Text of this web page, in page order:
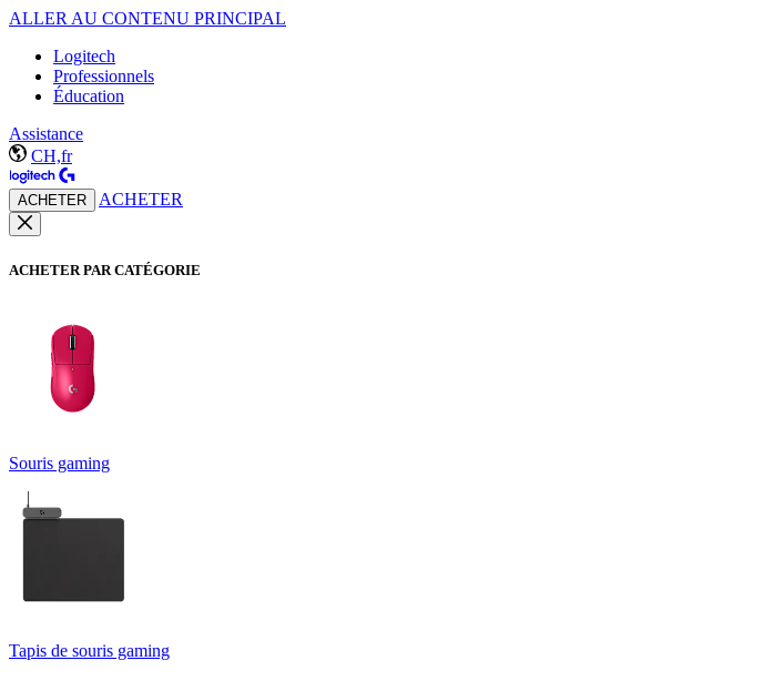
ALLER AU CONTENU PRINCIPAL
Logitech
Professionnels
Éducation
Assistance
CH,fr
ACHETER ACHETER
ACHETER PAR CATÉGORIE
Souris gaming
Tapis de souris gaming